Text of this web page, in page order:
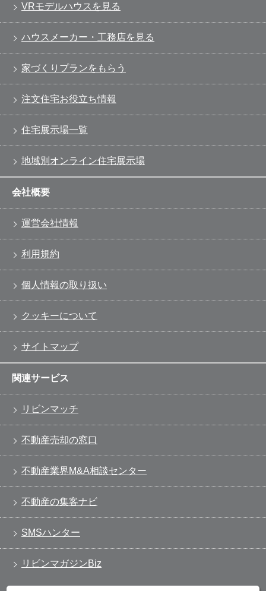
VRモデルハウスを見る
ハウスメーカー・工務店を見る
家づくりプランをもらう
注文住宅お役立ち情報
住宅展示場一覧
地域別オンライン住宅展示場
会社概要
運営会社情報
利用規約
個人情報の取り扱い
クッキーについて
サイトマップ
関連サービス
リビンマッチ
不動産売却の窓口
不動産業界M&A相談センター
不動産の集客ナビ
SMSハンター
リビンマガジンBiz